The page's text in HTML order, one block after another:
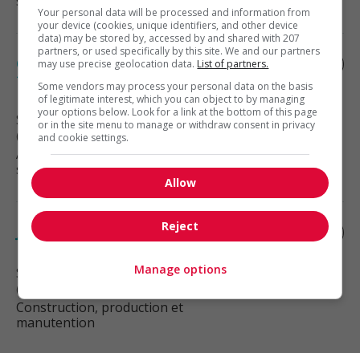
Chauffeur de shunter (sur le site)
temporaire
Sainte-Martine, QC
(13 km)
Automobile, transport et mécanique
spécialisée
Journalier de production temporaire
Sainte-Martine
(13 km)
Construction, production et
manutention
Your personal data will be processed and information from
your device (cookies, unique identifiers, and other device
data) may be stored by, accessed by and shared with 207
partners, or used specifically by this site. We and our partners
may use precise geolocation data. List of partners.
Some vendors may process your personal data on the basis
of legitimate interest, which you can object to by managing
your options below. Look for a link at the bottom of this page
or in the site menu to manage or withdraw consent in privacy
and cookie settings.
Allow
Reject
Manage options